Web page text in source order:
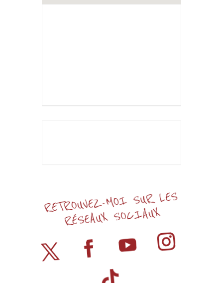
RETROUVEZ-MOI SUR LES
RÉSEAUX SOCIAUX